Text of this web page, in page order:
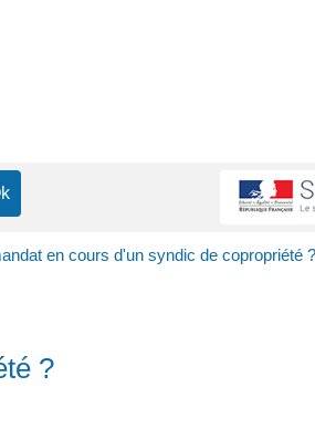
en cours d'un syndic de copropriété ?
?